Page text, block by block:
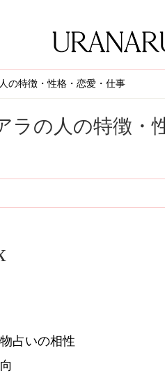
の特徴・性格・恋愛・仕事
ラの人の特徴・
占いの相性